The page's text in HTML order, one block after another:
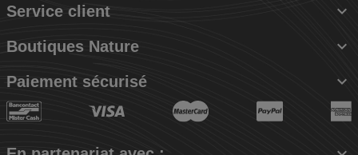
Service client 
Boutiques Nature 
Paiement sécurisé 